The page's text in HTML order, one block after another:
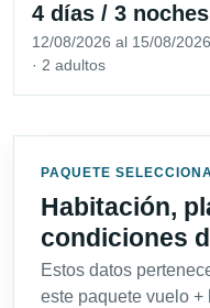
4 días / 3 noches
12/08/2026 al 15/08/2026
· 2 adultos
PAQUETE
Habitación,
condiciones
Estos datos
este paquete vuelo